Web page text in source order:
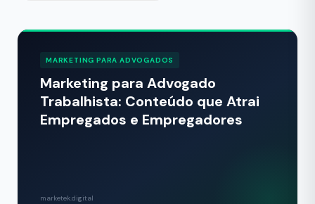
MARKETING PARA ADVOGADOS
Marketing para Advogado
Trabalhista: Conteúdo que Atrai
Empregados e Empregadores
marketek.digital